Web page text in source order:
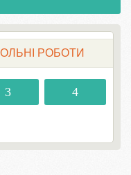
РОБОТИ
3 4